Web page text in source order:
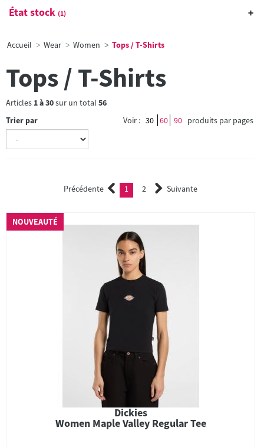
État stock (1)
Accueil Wear Women Tops / T-Shirts
Tops / T-Shirts
Articles 1à30sur un total 56
Trier par
Voir : 30 60 90 produits par pages
Précédente 1 (current)
2 Suivante
NOUVEAUTÉ
Dickies
Women Maple Valley Regular Tee